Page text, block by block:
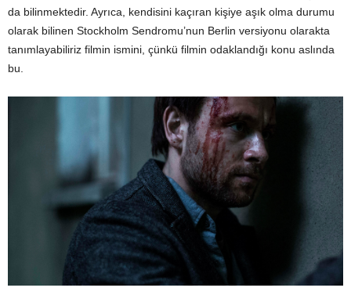
da bilinmektedir. Ayrıca, kendisini kaçıran kişiye aşık olma durumu
olarak bilinen Stockholm Sendromu’nun Berlin versiyonu olarakta
tanımlayabiliriz filmin ismini, çünkü filmin odaklandığı konu aslında
bu.